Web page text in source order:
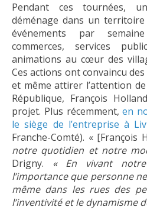
Pendant ces tournées,
déménage dans un
événements par
commerces, services
animations au cœur des
Ces actions ont convaincu
et même attirer l’attention
République, François
projet. Plus récemment,en
le siège de l’entreprise à
Franche-Comté). « [François
notre quotidien et notre
Drigny. « En vivant
l’importance que personne
même dans les rues des
l’inventivité et le dynamisme